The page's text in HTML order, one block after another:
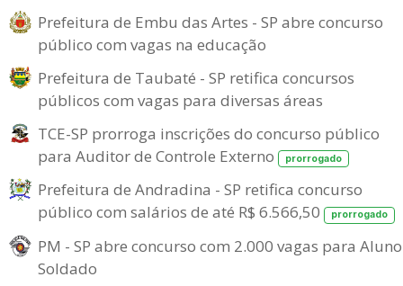
Prefeitura de Embu das Artes - SP abre concurso
público com vagas na educação
Prefeitura de Taubaté - SP retifica concursos
públicos com vagas para diversas áreas
TCE-SP prorroga inscrições do concurso público
para Auditor de Controle Externo
prorrogado
Prefeitura de Andradina - SP retifica concurso
público com salários de até R$ 6.566,50
prorrogado
PM - SP abre concurso com 2.000 vagas para
Soldado